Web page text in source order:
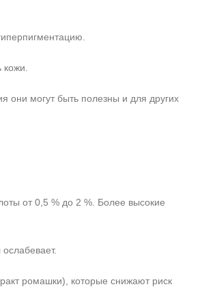
они могут быть полезны и для других
от 0,5 % до 2 %. Более высокие
ромашки), которые снижают риск